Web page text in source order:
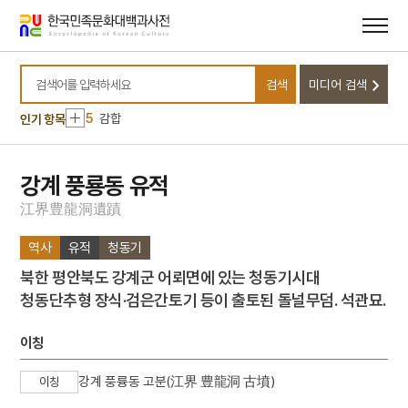
바로가기
바로가기
검색어를 입력하세요
검색 미디어 검색
인기 항목
2
궁옹
3 금성대군
4 한글
5 감합
6 곽상훈
7 교린수지
8 국가보위비상대책위원회
10
김개남
1 김희
2
궁옹
4 한글
5
감합
강계 풍룡동 유적
江界豊龍洞遺蹟
역사 유적 청동기
북한 평안북도 강계군 어뢰면에 있는 청동기시대
청동단추형 장식·검은간토기 등이 출토된 돌널무덤. 석관묘.
이칭
이칭 강계 풍륭동 고분(江界 豊龍洞 古墳)